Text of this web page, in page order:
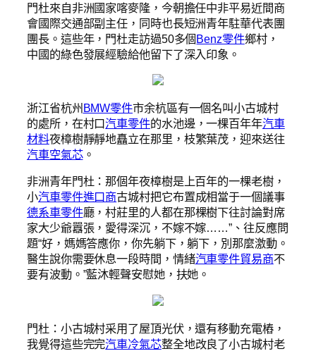
門杜來自非洲國家喀麥隆，今朝擔任中非平易近間商
會國際交通部副主任，同時也長短洲青年駐華代表團
團長。這些年，門杜走訪過50多個Benz零件鄉村，
中國的綠色發展經驗給他留下了深入印象。
浙江省杭州 BMW零件市余杭區有一個名叫小古城村
的處所，在村口汽車零件的水池邊，一棵百年年汽車
材料夜樟樹靜靜地矗立在那里，枝繁葉茂，迎來送往
汽車空氣芯。
非洲青年門杜：那個年夜樟樹是上百年的一棵老樹，
小汽車零件進口商古城村把它布置成相當于一個議事
德系車零件廳，村莊里的人都在那棵樹下往討論對席
家大少爺囂張，愛得深沉，不嫁不嫁……”、往反應問
題“好，媽媽答應你，你先躺下，躺下，別那麼激動。
醫生說你需要休息一段時間，情緒汽車零件貿易商不
要有波動。”藍沐輕聲安慰她，扶她。
門杜：小古城村采用了屋頂光伏，還有移動充電樁，
我覺得這些完完汽車冷氣芯整全地改良了小古城村老